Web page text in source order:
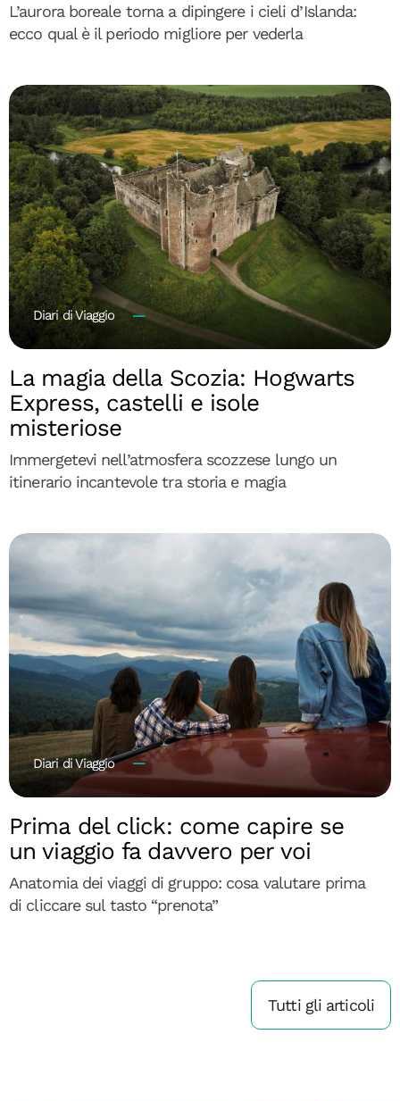
L’aurora boreale torna a dipingere i cieli d’Islanda:
ecco qual è il periodo migliore per vederla
Diari di Viaggio
La magia della Scozia: Hogwarts
Express, castelli e isole
misteriose
Immergetevi nell’atmosfera scozzese lungo un
itinerario incantevole tra storia e magia
Diari di Viaggio
Prima del click: come capire se
un viaggio fa davvero per voi
Anatomia dei viaggi di gruppo: cosa valutare prima
di cliccare sul tasto “prenota”
Tutti gli articoli